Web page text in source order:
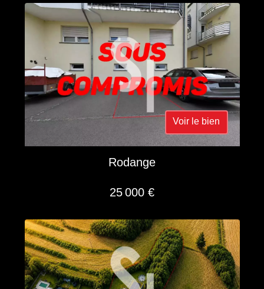
Voir le bien
Rodange
25 000 €